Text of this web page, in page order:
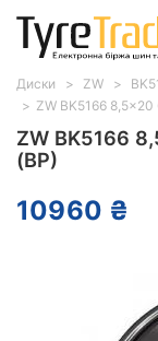
ZW BK5166
(BP)
10960 ₴
Диски ZW
ZW BK5166 8,5x20